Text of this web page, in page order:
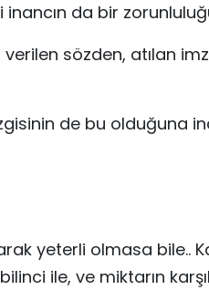
inancın da bir
sözden, atılan
de bu olduğuna
yeterli olmasa bile..
ile, ve miktarın